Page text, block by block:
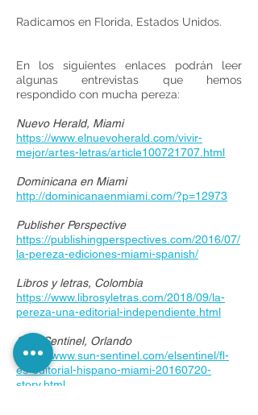
Radicamos en Florida, Estados Unidos.
En los siguientes enlaces podrán leer
algunas entrevistas que hemos
respondido con mucha pereza:
Nuevo Herald, Miami
https://www.elnuevoherald.com/vivir-
mejor/artes-letras/article100721707.html
Dominicana en Miami
http://dominicanaenmiami.com/?p=12973
Publisher Perspective
https://publishingperspectives.com/2016/07/
la-pereza-ediciones-miami-spanish/
Libros y letras, Colombia
https://www.librosyletras.com/2018/09/la-
pereza-una-editorial-independiente.html
Sun Sentinel, Orlando
https://www.sun-sentinel.com/elsentinel/fl-
es-editorial-hispano-miami-20160720-
story.html